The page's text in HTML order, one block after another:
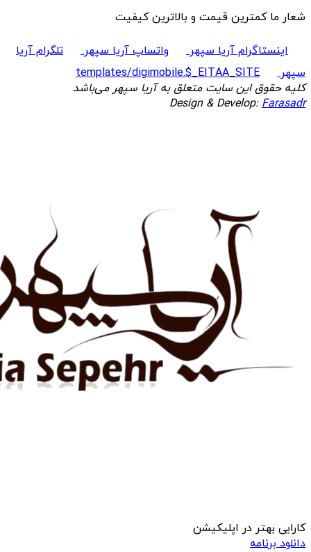
شعار ما کمترین قیمت و بالاترین کیفیت
اینستاگرام آریا سپهر واتساپ آریا سپهر
تلگرام آریا
سپهر
templates/digimobile.$_EITAA_SITE
کلیه حقوق این سایت متعلق به آریا سپهر می‌باشد
Design & Develop:Farasadr
کارایی بهتر در اپلیکیشن
دانلود برنامه